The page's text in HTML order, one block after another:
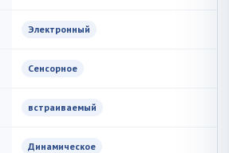
Электронный
Сенсорное
встраиваемый
Динамическое